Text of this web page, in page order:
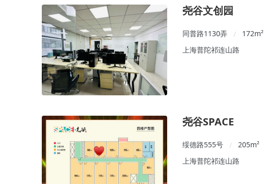
尧谷文创园
同普路1130弄 / 172m²
上海普陀祁连山路
尧谷SPACE
绥德路555号 / 205m²
上海普陀祁连山路